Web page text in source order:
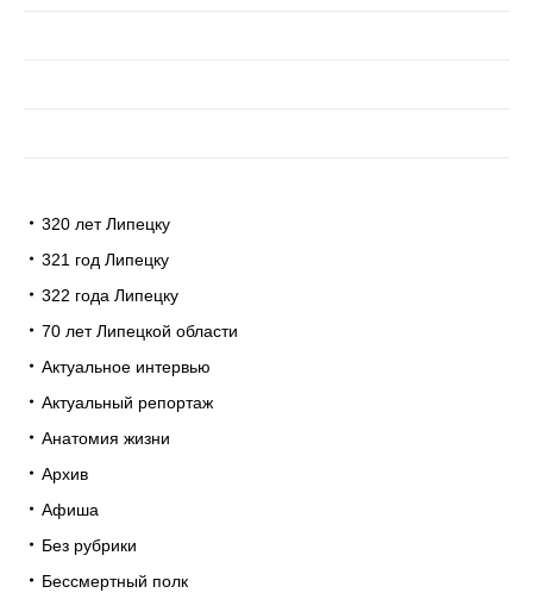
320 лет Липецку
321 год Липецку
322 года Липецку
70 лет Липецкой области
Актуальное интервью
Актуальный репортаж
Анатомия жизни
Архив
Афиша
Без рубрики
Бессмертный полк